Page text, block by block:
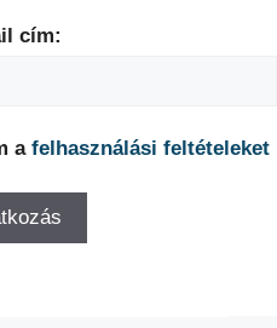
cím:
a felhasználási feltételeket